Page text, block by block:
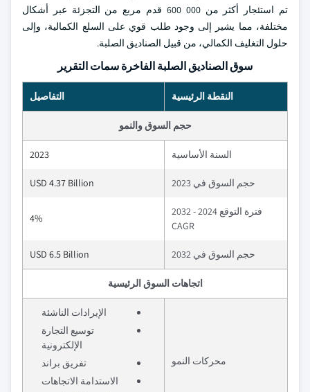
تم استئجار أكثر من 000 600 قدم مربع من التجزئة عبر أشكال
مختلفة، مما يشير إلى وجود طلب قوي على السلع الكمالية، وإلى
حلول التغليف الكمالي، من قبيل الصناديق الصلبة.
سوق الصناديق الصلبة الفاخرة سمات التقرير
النقطة الرئيسية التفاصيل
حجم السوق والنمو
السنة الأساسية 2023
حجم السوق في 2023 USD 4.37 Billion
فترة التوقع 2024 - 2032
CAGR
4%
حجم السوق في 2032 USD 6.5 Billion
اتجاهات السوق الرئيسية
محركات النمو
الإيرادات الناشئة
توسيع التجارة
الإلكترونية
تفريق براند
الاستدامة الاتجاهات